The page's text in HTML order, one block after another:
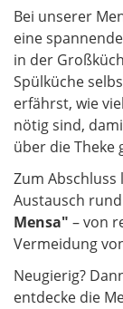
Bei unserer
eine
in der
Spülküche
erfährst, wie
nötig sind,
über die Theke
Zum
Austausch
Mensa" – von
Vermeidung
Neugierig?
entdecke die